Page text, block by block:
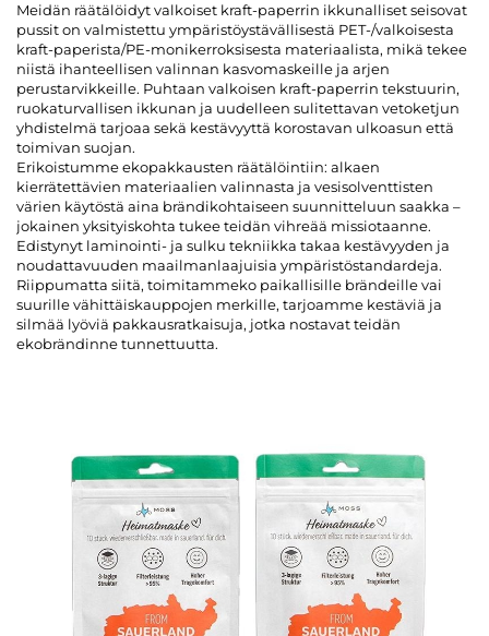
Meidän räätälöidyt valkoiset kraft-paperrin ikkunalliset seisovat
pussit on valmistettu ympäristöystävällisestä PET-/valkoisesta
kraft-paperista/PE-monikerroksisesta materiaalista, mikä tekee
niistä ihanteellisen valinnan kasvomaskeille ja arjen
perustarvikkeille. Puhtaan valkoisen kraft-paperrin tekstuurin,
ruokaturvallisen ikkunan ja uudelleen sulitettavan vetoketjun
yhdistelmä tarjoaa sekä kestävyyttä korostavan ulkoasun että
toimivan suojan.
Erikoistumme ekopakkausten räätälöintiin: alkaen
kierrätettävien materiaalien valinnasta ja vesisolventtisten
värien käytöstä aina brändikohtaiseen suunnitteluun saakka –
jokainen yksityiskohta tukee teidän vihreää missiotaanne.
Edistynyt laminointi- ja sulku tekniikka takaa kestävyyden ja
noudattavuuden maailmanlaajuisia ympäristöstandardeja.
Riippumatta siitä, toimitammeko paikallisille brändeille vai
suurille vähittäiskauppojen merkille, tarjoamme kestäviä ja
silmää lyöviä pakkausratkaisuja, jotka nostavat teidän
ekobrändinne tunnettuutta.